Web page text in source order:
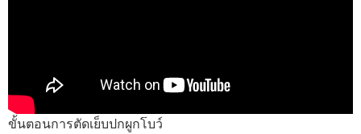
ขั้นตอนการตัดเย็บปกผูกโบว์